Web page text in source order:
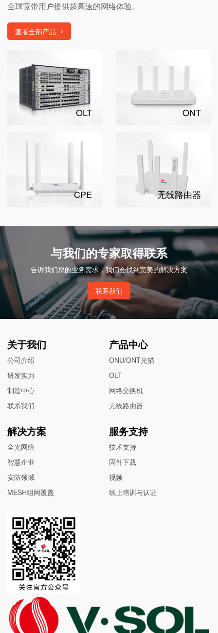
全球宽带用户提供超高速的网络体验。
查看全部产品
OLT ONT
CPE 无线路由器
与我们的专家取得联系
告诉我们您的业务需求，我们会找到完美的解决方案
联系我们
关于我们
公司介绍
研发实力
制造中心
联系我们
产品中心
ONU/ONT光猫
OLT
网络交换机
无线路由器
解决方案
全光网络
智慧企业
安防领域
MESH组网覆盖
服务支持
技术支持
固件下载
视频
线上培训与认证